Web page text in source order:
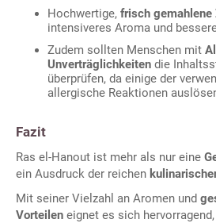
Hochwertige, frisch gemahlene
intensiveres Aroma und
Zudem sollten Menschen mit
Unverträglichkeiten die
überprüfen, da einige der
allergische Reaktionen
Fazit
Ras el-Hanout ist mehr als nur eine
ein Ausdruck der reichen
Mit seiner Vielzahl an Aromen und
Vorteilen eignet es sich